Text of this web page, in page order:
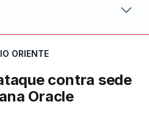
ORIENTE
contra sede
Oracle